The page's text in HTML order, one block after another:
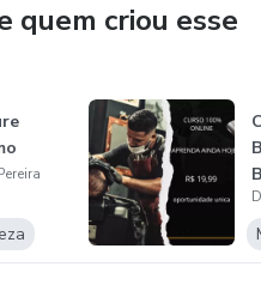
quem criou esse